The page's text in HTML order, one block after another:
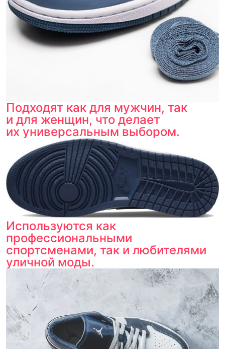
Подходят как для мужчин, так
и для женщин, что делает
их универсальным выбором.
Используются как
профессиональными
спортсменами, так и любителями
уличной моды.